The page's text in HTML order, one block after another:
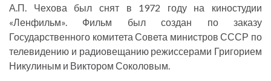
y
e
i
n
g
e
r
f
u
А.П. Чехова был снят в 1972 году на киностудии
«Ленфильм». Фильм был создан по заказу
Государственного комитета Совета министров СССР по
телевидению и радиовещанию режиссерами Григорием
Никулиным и Виктором Соколовым.